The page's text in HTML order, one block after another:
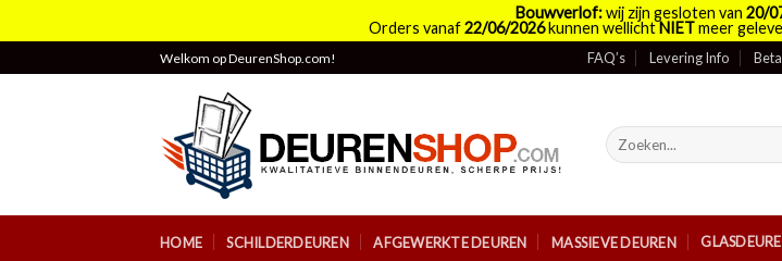
Bouwverlof:wij zijn gesloten van 20/
Orders vanaf22/06/2026kunnen wellichtNIETmeer
to
Welkom op DeurenShop.com! FAQ’s Levering Info
Zoeken
naar:
HOME SCHILDERDEUREN AFGEWERKTE DEUREN MASSIEVE DEUREN